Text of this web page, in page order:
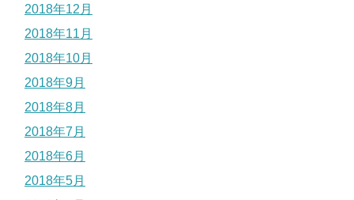
2018年12月
2018年11月
2018年10月
2018年9月
2018年8月
2018年7月
2018年6月
2018年5月